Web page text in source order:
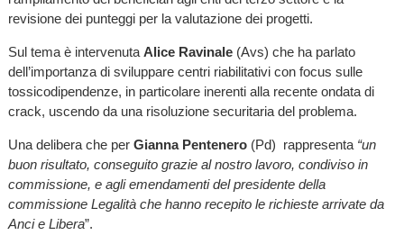
revisione dei punteggi per la valutazione dei progetti.
Sul tema è intervenuta Alice Ravinale(Avs) che ha parlato
dell’importanza di sviluppare centri riabilitativi con focus sulle
tossicodipendenze, in particolare inerenti alla recente ondata di
crack, uscendo da una risoluzione securitaria del problema.
Una delibera che per Gianna Pentenero(Pd) rappresenta “un
buon risultato, conseguito grazie al nostro lavoro, condiviso in
commissione, e agli emendamenti del presidente della
commissione Legalità che hanno recepito le richieste arrivate da
Anci e Libera”.